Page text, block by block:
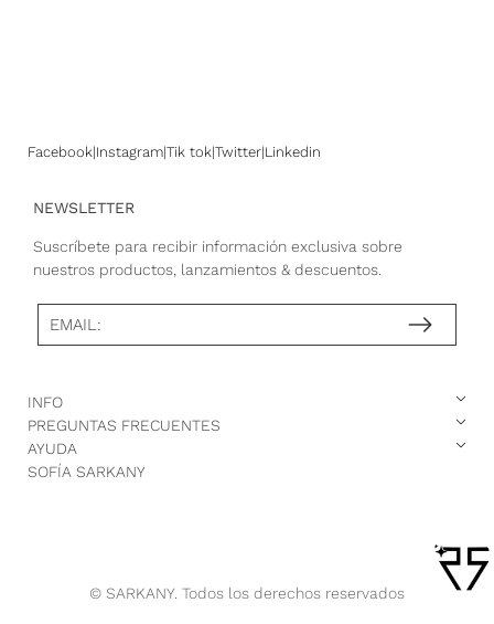
Facebook Instagram Tik tok Twitter Linkedin
NEWSLETTER
Suscríbete para recibir información exclusiva sobre
nuestros productos, lanzamientos & descuentos.
EMAIL:
INFO
PREGUNTAS FRECUENTES
AYUDA
SOFÍA SARKANY
© SARKANY. Todos los derechos reservados